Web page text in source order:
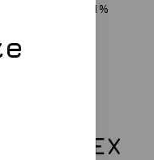
(minder dan 0,1%
plaatst.
en ATEX